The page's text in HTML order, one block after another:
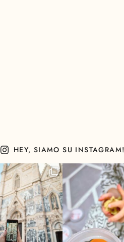
HEY, SIAMO SU INSTAGRAM!